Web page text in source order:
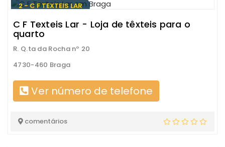
2 - C F TEXTEIS LAR
C F Texteis Lar - Loja de têxteis para o
quarto
R. Q.ta da Rocha nº 20
4730-460 Braga
Ver número de telefone
comentários